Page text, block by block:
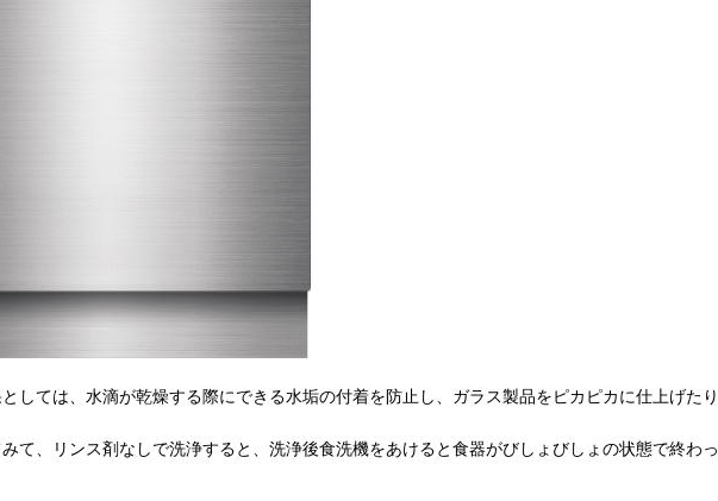
としては、水滴が乾燥する際にできる水垢の付着を防止し、ガラス製品をピカピカに仕上げた
て、リンス剤なしで洗浄すると、洗浄後食洗機をあけると食器がびしょびしょの状態で終わ